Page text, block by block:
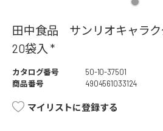
田中食品 サンリオキャラ
20袋入 *
カタログ番号
50-10-37501
商品番号
4904561033124
マイリストに登録する